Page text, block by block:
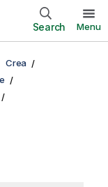
Search Menu
Crea